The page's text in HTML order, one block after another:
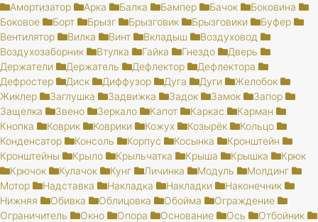
Амортизатор Арка Балка Бампер Бачок
Боковина
Боковое
Борт Брызг Брызговик Брызговики
Буфер
Вентилятор
Вилка Винт Вкладыш
Воздуховод
Воздухозаборник
Втулка Гайка Гнездо
Дверь
Держатели
Держатель Дефлектор
Дефлектора
Дефростер
Диск Диффузор Дуга Дуги
Желобок
Жиклер
Заглушка Задвижка Задок Замок
Запор
Защелка
Звено Зеркало Капот Каркас
Карман
Кнопка
Коврик Коврики Кожух Козырёк
Кольцо
Конденсатор
Консоль Корпус Косынка
Кронштейн
Кронштейны
Крыло Крыльчатка Крыша Крышка
Крюк
Крючок
Кулачок Кунг Личинка Модуль
Молдинг
Мотор
Надставка Накладка Накладки
Наконечник
Нижняя
Обивка Облицовка Обойма
Ограждение
Ограничитель
Окно Опора Основание Ось
Отбойник